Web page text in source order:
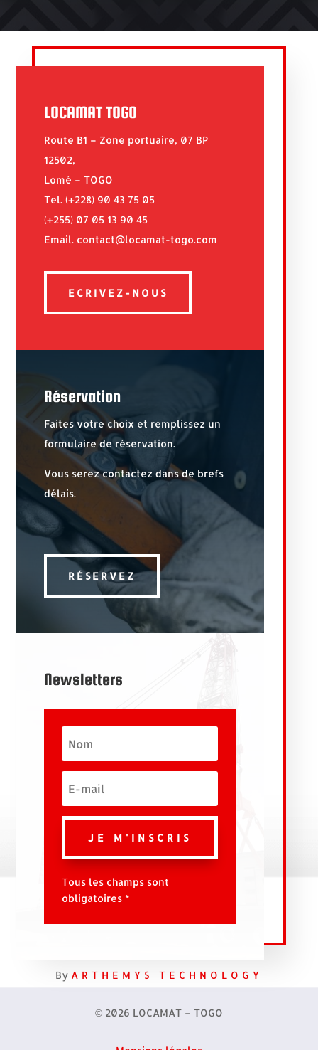
LOCAMAT TOGO
Route B1 – Zone portuaire, 07 BP
12502,
Lomé – TOGO
Tel. (+228) 90 43 75 05
(+255) 07 05 13 90 45
Email. contact@locamat-togo.com
ECRIVEZ-NOUS
Réservation
Faites votre choix et remplissez un
formulaire de réservation.
Vous serez contactez dans de brefs
délais.
RÉSERVEZ
Newsletters
JE M'INSCRIS
Tous les champs sont
obligatoires *
By ARTHEMYS TECHNOLOGY
© 2026 LOCAMAT – TOGO